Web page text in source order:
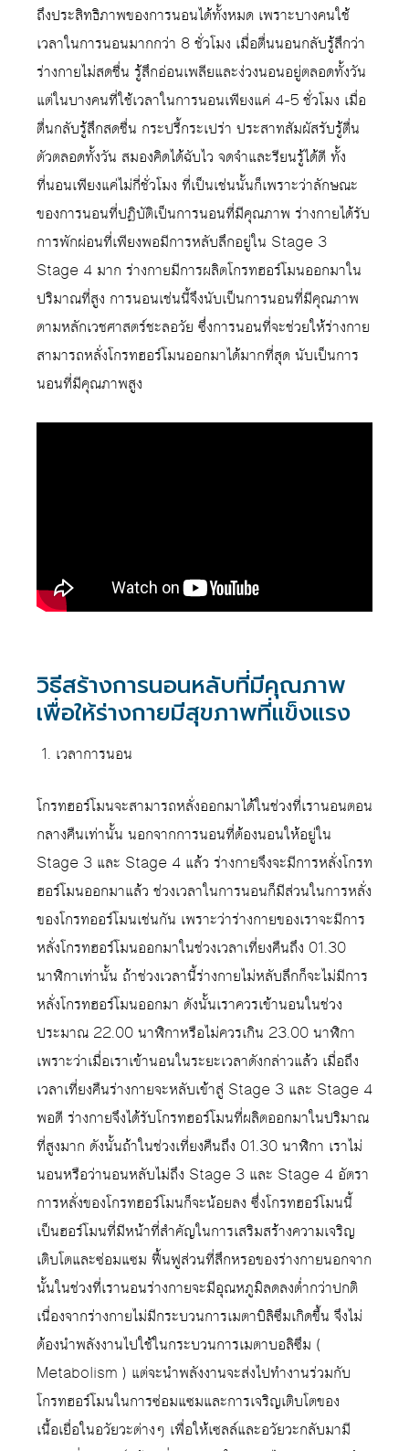
ถึงประสิทธิภาพของการนอนได้ทั้งหมด เพราะบางคนใช้
เวลาในการนอนมากกว่า 8 ชั่วโมง เมื่อตื่นนอนกลับรู้สึกว่า
ร่างกายไม่สดชื่น รู้สึกอ่อนเพลียและง่วงนอนอยู่ตลอดทั้งวัน
แต่ในบางคนที่ใช้เวลาในการนอนเพียงแค่ 4-5 ชั่วโมง เมื่อ
ตื่นกลับรู้สึกสดชื่น กระปรี้กระเปร่า ประสาทสัมผัสรับรู้ตื่น
ตัวตลอดทั้งวัน สมองคิดได้ฉับไว จดจำและรียนรู้ได้ดี ทั้ง
ที่นอนเพียงแค่ไม่กี่ชั่วโมง ที่เป็นเช่นนั้นก็เพราะว่าลักษณะ
ของการนอนที่ปฏิบัติเป็นการนอนที่มีคุณภาพ ร่างกายได้รับ
การพักผ่อนที่เพียงพอมีการหลับลึกอยู่ใน Stage 3
Stage 4 มาก ร่างกายมีการผลิตโกรทฮอร์โมนออกมาใน
ปริมาณที่สูง การนอนเช่นนี้จึงนับเป็นการนอนที่มีคุณภาพ
ตามหลักเวชศาสตร์ชะลอวัย ซึ่งการนอนที่จะช่วยให้ร่างกาย
สามารถหลั่งโกรทฮอร์โมนออกมาได้มากที่สุด นับเป็นการ
นอนที่มีคุณภาพสูง
วิธีสร้างการนอนหลับที่มีคุณภาพ
เพื่อให้ร่างกายมีสุขภาพที่แข็งแรง
เวลาการนอน
โกรทฮอร์โมนจะสามารถหลั่งออกมาได้ในช่วงที่เรานอนตอน
กลางคืนเท่านั้น นอกจากการนอนที่ต้องนอนให้อยู่ใน
Stage 3 และ Stage 4 แล้ว ร่างกายจึงจะมีการหลั่งโกรท
ฮอร์โมนออกมาแล้ว ช่วงเวลาในการนอนก็มีส่วนในการหลั่ง
ของโกรทออร์โมนเช่นกัน เพราะว่าร่างกายของเราจะมีการ
หลั่งโกรทฮอร์โมนออกมาในช่วงเวลาเที่ยงคืนถึง 01.30
นาฬิกาเท่านั้น ถ้าช่วงเวลานี้ร่างกายไม่หลับลึกก็จะไม่มีการ
หลั่งโกรทฮอร์โมนออกมา ดังนั้นเราควรเข้านอนในช่วง
ประมาณ 22.00 นาฬิกาหรือไม่ควรเกิน 23.00 นาฬิกา
เพราะว่าเมื่อเราเข้านอนในระยะเวลาดังกล่าวแล้ว เมื่อถึง
เวลาเที่ยงคืนร่างกายจะหลับเข้าสู่ Stage 3 และ Stage 4
พอดี ร่างกายจึงได้รับโกรทฮอร์โมนที่ผลิตออกมาในปริมาณ
ที่สูงมาก ดังนั้นถ้าในช่วงเที่ยงคืนถึง 01.30 นาฬิกา เราไม่
นอนหรือว่านอนหลับไม่ถึง Stage 3 และ Stage 4 อัตรา
การหลั่งของโกรทฮอร์โมนก็จะน้อยลง ซึ่งโกรทฮอร์โมนนี้
เป็นฮอร์โมนที่มีหน้าที่สำคัญในการเสริมสร้างความเจริญ
เติบโตและซ่อมแซม ฟื้นฟูส่วนที่สึกหรอของร่างกายนอกจาก
นั้นในช่วงที่เรานอนร่างกายจะมีอุณหภูมิลดลงต่ำกว่าปกติ
เนื่องจากร่างกายไม่มีกระบวนการเมตาบิลิซึมเกิดขึ้น จึงไม่
ต้องนำพลังงานไปใช้ในกระบวนการเมตาบอลิซึม (
Metabolism ) แต่จะนำพลังงานจะส่งไปทำงานร่วมกับ
โกรทฮอร์โมนในการซ่อมแซมและการเจริญเติบโตของ
เนื้อเยื่อในอวัยวะต่างๆ เพื่อให้เซลล์และอวัยวะกลับมามี